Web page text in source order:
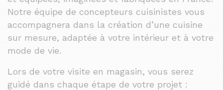
Notre équipe de concepteurs cuisinistes vous
accompagnera dans la création d’une cuisine
sur mesure, adaptée à votre intérieur et à votre
mode de vie.
Lors de votre visite en magasin, vous serez
guidé dans chaque étape de votre projet :